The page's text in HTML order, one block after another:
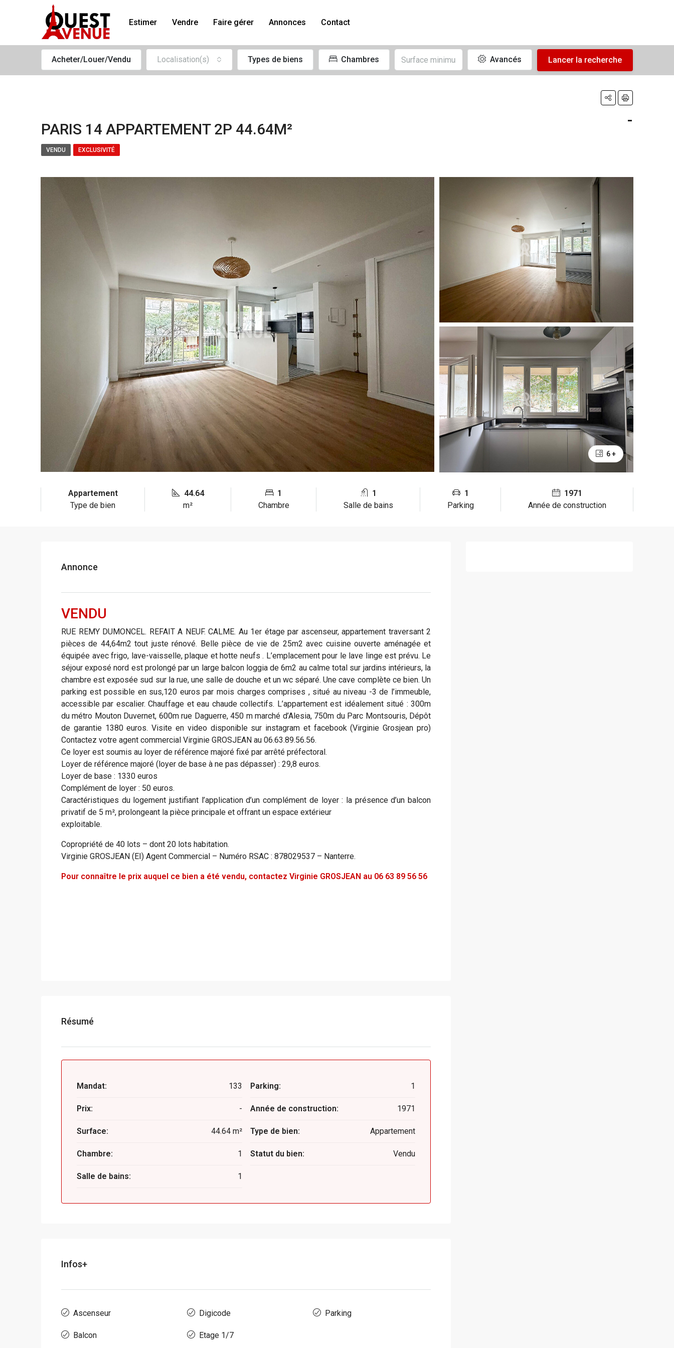
Estimer Vendre Faire gérer Annonces Contact
Acheter/Louer/Vendu Localisation(s) Types de biens Chambres Avancés Lancer la recherche
PARIS 14 APPARTEMENT 2P 44.64M²
-
VENDU EXCLUSIVITÉ
6 +
Appartement
Type de bien
44.64
m²
1
Chambre
1
Salle de bains
1
Parking
1971
Année de construction
Annonce
VENDU
RUE REMY DUMONCEL. REFAIT A NEUF. CALME. Au 1er étage par ascenseur, appartement traversant 2
pièces de 44,64m2 tout juste rénové. Belle pièce de vie de 25m2 avec cuisine ouverte aménagée et
équipée avec frigo, lave-vaisselle, plaque et hotte neufs . L’emplacement pour le lave linge est prévu. Le
séjour exposé nord est prolongé par un large balcon loggia de 6m2 au calme total sur jardins intérieurs, la
chambre est exposée sud sur la rue, une salle de douche et un wc séparé. Une cave complète ce bien. Un
parking est possible en sus,120 euros par mois charges comprises , situé au niveau -3 de l’immeuble,
accessible par escalier. Chauffage et eau chaude collectifs. L’appartement est idéalement situé : 300m
du métro Mouton Duvernet, 600m rue Daguerre, 450 m marché d’Alesia, 750m du Parc Montsouris, Dépôt
de garantie 1380 euros. Visite en video disponible sur instagram et facebook (Virginie Grosjean pro)
Contactez votre agent commercial Virginie GROSJEAN au 06.63.89.56.56.
Ce loyer est soumis au loyer de référence majoré fixé par arrêté préfectoral.
Loyer de référence majoré (loyer de base à ne pas dépasser) : 29,8 euros.
Loyer de base : 1330 euros
Complément de loyer : 50 euros.
Caractéristiques du logement justifiant l’application d’un complément de loyer : la présence d’un balcon
privatif de 5 m², prolongeant la pièce principale et offrant un espace extérieur
exploitable.
Copropriété de 40 lots – dont 20 lots habitation.
Virginie GROSJEAN (EI) Agent Commercial – Numéro RSAC : 878029537 – Nanterre.
Pour connaître le prix auquel ce bien a été vendu, contactez Virginie GROSJEAN au 06 63 89 56 56
Résumé
Mandat: 133
Prix: -
Surface: 44.64 m²
Chambre: 1
Salle de bains: 1
Parking: 1
Année de construction: 1971
Type de bien: Appartement
Statut du bien: Vendu
Infos+
Ascenseur
Balcon
Digicode
Etage 1/7
Parking